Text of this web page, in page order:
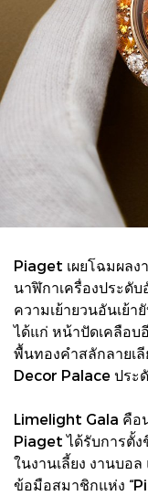
Piaget เผยโฉมผล
นาฬิกาเครื่องประดั
ความเย้ายวนอันเย้
ได้แก่ หน้าปัดเคลือบ
พื้นทองคำสลักลายเลี
Decor Palace ปร
Limelight Gala คือ
Piaget ได้รับการตั้
ในงานเลี้ยง งานบอ
ข้อมือสมาชิกแห่ง